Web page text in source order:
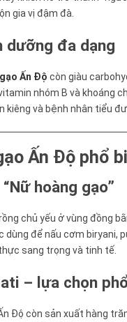
gia vị đậm đà.
dưỡng đa dạng
gạo Ấn Độ còn giàu
nhóm B và khoáng
kiêng và bệnh nhân tiểu
Ấn Độ phổ
hoàng gạo”
chủ yếu ở vùng đồng
để nấu cơm biryani,
sang trọng và tinh tế.
– lựa chọn
Độ còn sản xuất hàng